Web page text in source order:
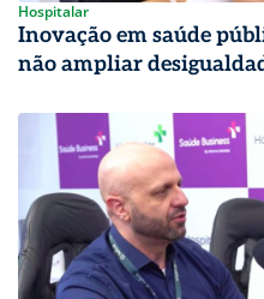
Hospitalar
Inovação em saúde
não ampliar